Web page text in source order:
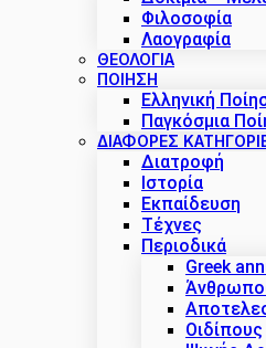
Φιλοσοφία
Λαογραφία
ΘΕΟΛΟΓΙΑ
ΠΟΙΗΣΗ
Ελληνική
Παγκόσμια
ΔΙΑΦΟΡΕΣ
Διατροφή
Ιστορία
Εκπαίδευση
Τέχνες
Περιοδικά
Greek
Οιδίπους